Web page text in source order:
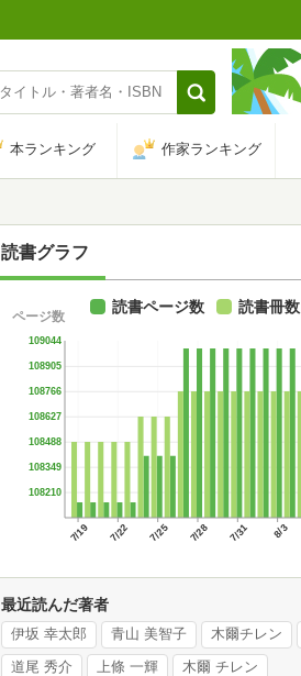
本ランキング 作家ランキング
読書グラフ
7/19 7/22 7/25 7/28 7/31 8/3
108210
108349
108488
108627
108766
108905
109044
ページ数
読書ページ数 読書冊数
最近読んだ著者
伊坂 幸太郎 青山 美智子 木爾チレン
道尾 秀介 上條 一輝 木爾 チレン